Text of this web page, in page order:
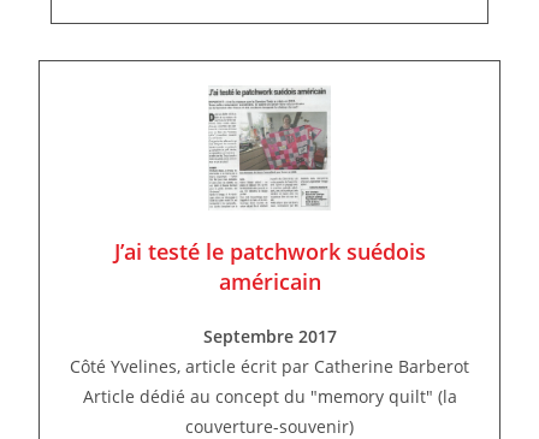
J’ai testé le patchwork suédois
américain
Septembre 2017
Côté Yvelines, article écrit par Catherine Barberot
Article dédié au concept du "memory quilt" (la
couverture-souvenir)